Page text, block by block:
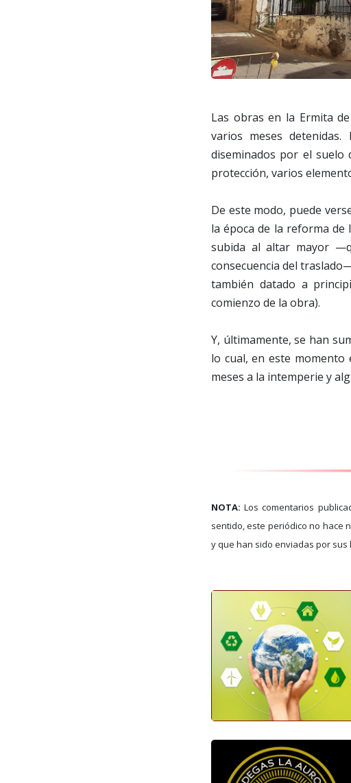
Las obras en la Ermita
varios meses
diseminados por el
protección, varios
De este modo, puede
la época de la reforma de
subida al altar mayor
consecuencia del
también datado a
comienzo de la obra).
Y, últimamente, se han
lo cual, en este momento
meses a la intemperie y
NOTA: Los comentarios
sentido, este periódico no hace
y que han sido enviadas por sus